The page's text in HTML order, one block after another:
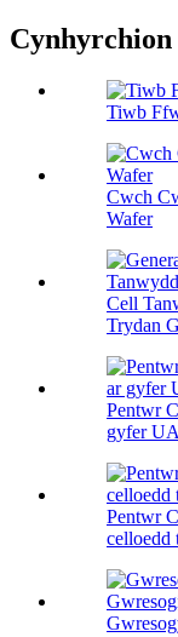
Cynhyrchion
Tiwb
Cwch
Wafer
Cell
Trydan
Pentwr
gyfer
Pentwr
celloedd